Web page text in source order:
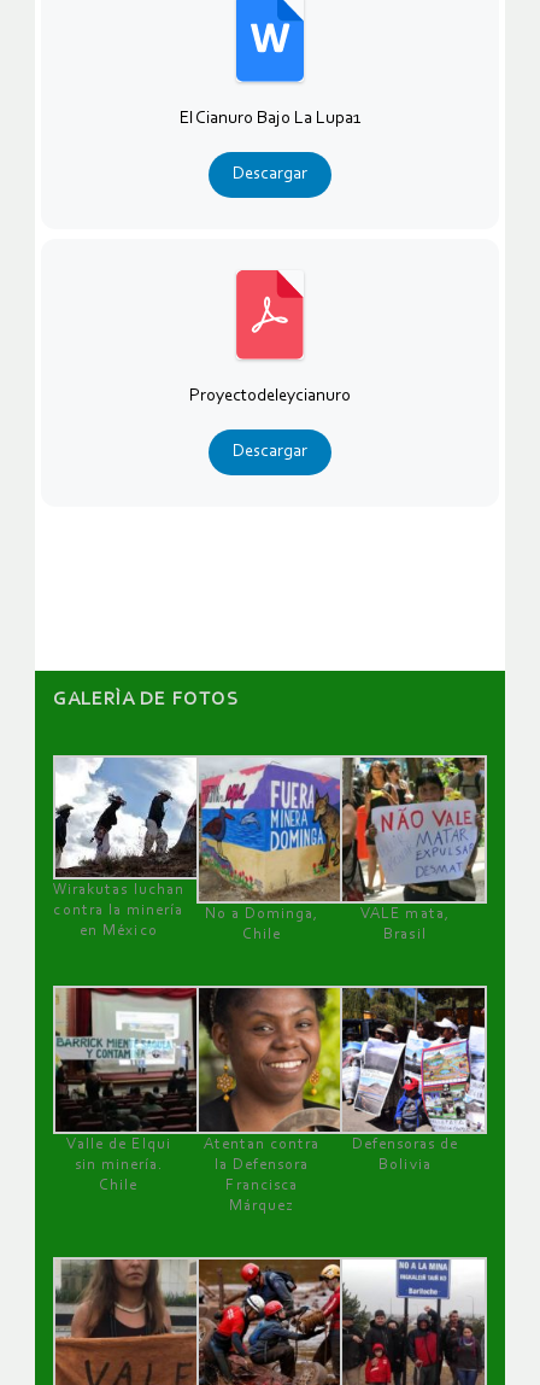
El Cianuro Bajo La Lupa1
Descargar
Proyectodeleycianuro
Descargar
GALERÌA DE FOTOS
Wirakutas luchan
contra la minería
en México
No a Dominga,
Chile
VALE mata,
Brasil
Valle de Elqui
sin minería.
Chile
Atentan contra
la Defensora
Francisca
Márquez
Defensoras de
Bolivia